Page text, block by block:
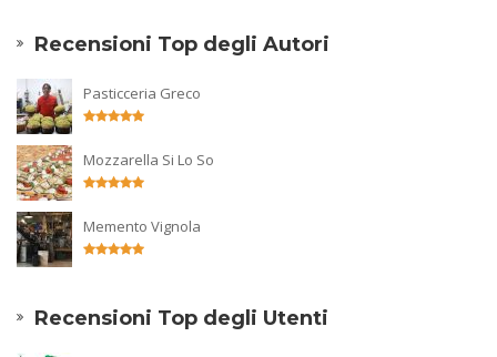
Recensioni Top degli Autori
Pasticceria Greco
Mozzarella Si Lo So
Memento Vignola
Recensioni Top degli Utenti